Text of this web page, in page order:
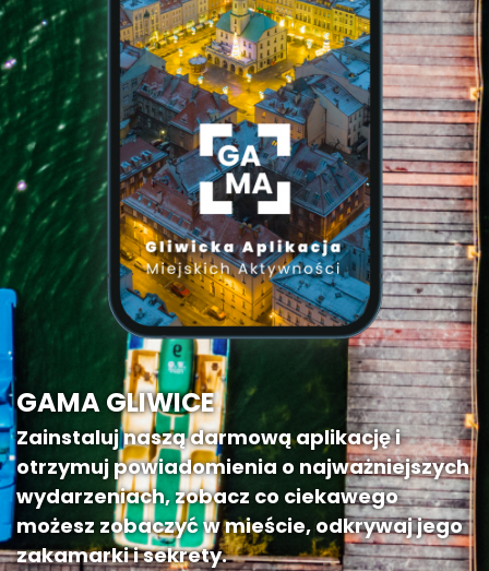
GAMA GLIWICE
Zainstaluj naszą darmową aplikację i
otrzymuj powiadomienia o najważniejszych
wydarzeniach, zobacz co ciekawego
możesz zobaczyć w mieście, odkrywaj jego
zakamarki i sekrety.